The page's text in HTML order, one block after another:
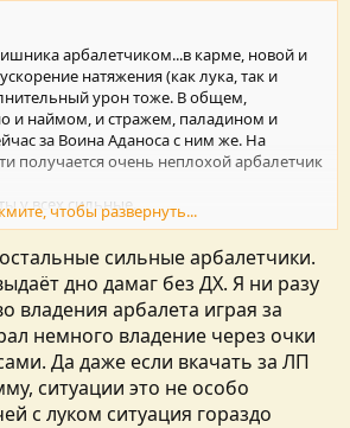
арбалетчиком...в карме, новой и
натяжения (как лука, так и
урон тоже. В общем,
и наймом, и стражем, паладином и
за Воина Аданоса с ним же. На
получается очень неплохой арбалетчик
у всех сильные.
просто добавочные перки есть, но
остальные указанные гильдии не
как можно подумать прочитав часть
арбалетчики. Просто ОнД -
остальные просто сильные
чтобы развернуть...
сильные арбалетчики.
дно дамаг без ДХ. Я ни разу
владения арбалета играя за
немного владение через очки
Да даже если вкачать за ЛП
ситуации это не особо
с луком ситуация гораздо